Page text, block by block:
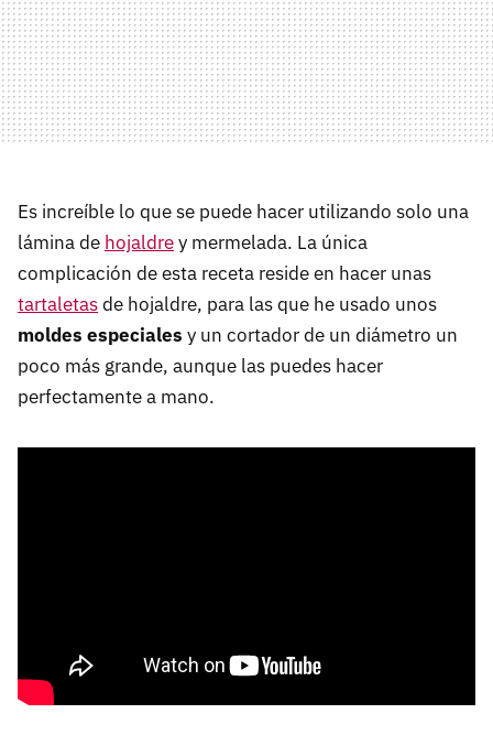
Es increíble lo que se puede hacer utilizando solo una
lámina de hojaldrey mermelada. La única
complicación de esta receta reside en hacer unas
tartaletasde hojaldre, para las que he usado unos
moldes especiales y un cortador de un diámetro un
poco más grande, aunque las puedes hacer
perfectamente a mano.